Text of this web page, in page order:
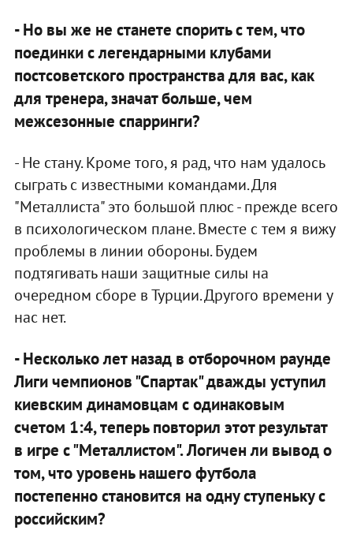
- Но вы же не станете спорить с тем, что
поединки с легендарными клубами
постсоветского пространства для вас, как
для тренера, значат больше, чем
межсезонные спарринги?
- Не стану. Кроме того, я рад, что нам удалось
сыграть с известными командами. Для
"Металлиста" это большой плюс - прежде всего
в психологическом плане. Вместе с тем я вижу
проблемы в линии обороны. Будем
подтягивать наши защитные силы на
очередном сборе в Турции. Другого времени у
нас нет.
- Несколько лет назад в отборочном раунде
Лиги чемпионов "Спартак" дважды уступил
киевским динамовцам с одинаковым
счетом 1:4, теперь повторил этот результат
в игре с "Металлистом". Логичен ли вывод о
том, что уровень нашего футбола
постепенно становится на одну ступеньку с
российским?